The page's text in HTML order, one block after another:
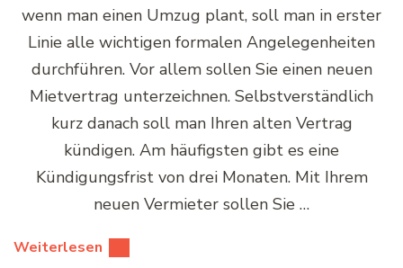
wenn man einen Umzug plant, soll man in erster
Linie alle wichtigen formalen Angelegenheiten
durchführen. Vor allem sollen Sie einen neuen
Mietvertrag unterzeichnen. Selbstverständlich
kurz danach soll man Ihren alten Vertrag
kündigen. Am häufigsten gibt es eine
Kündigungsfrist von drei Monaten. Mit Ihrem
neuen Vermieter sollen Sie …
Weiterlesen